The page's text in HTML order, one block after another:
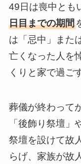
49日は喪中とも
日目までの期間
は「忌中」また
亡くなった人を
くりと家で過ご
葬儀が終わって
「後飾り祭壇
祭壇を設けて故
らげ、家族が故